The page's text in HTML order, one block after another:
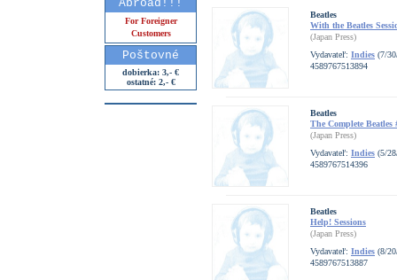
Abroad!!!
For Foreigner
Customers
Poštovné
dobierka: 3,- €
ostatné: 2,- €
Beatles
With the Beatles
(Japan Press)
Vydavateľ: Indies (7/
4589767513894
Beatles
The Complete Beatles
(Japan Press)
Vydavateľ: Indies (5/
4589767514396
Beatles
Help! Sessions
(Japan Press)
Vydavateľ: Indies (8/
4589767513887